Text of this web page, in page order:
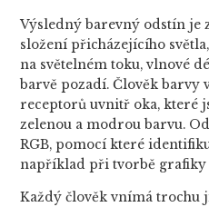
Výsledný barevný odstín je
složení přicházejícího
na světelném toku, vlnové
barvě pozadí. Člověk
receptorů uvnitř oka, které
zelenou a modrou barvu.
RGB, pomocí které
například při tvorbě grafiky
Každý člověk vnímá trochu